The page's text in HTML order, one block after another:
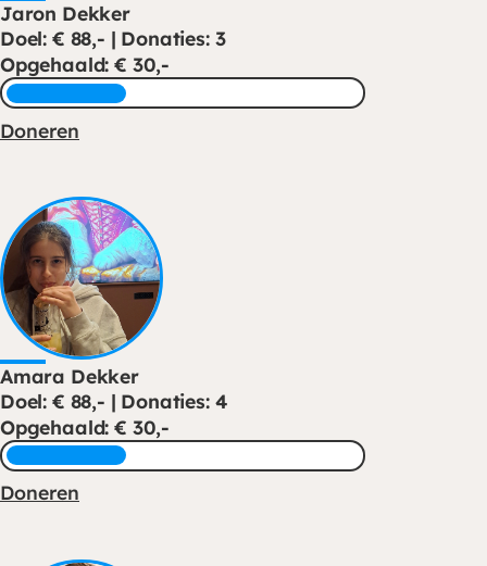
Jaron Dekker
Doel: € 88,- | Donaties: 3
Opgehaald: € 30,-
Doneren
Amara Dekker
Doel: € 88,- | Donaties: 4
Opgehaald: € 30,-
Doneren